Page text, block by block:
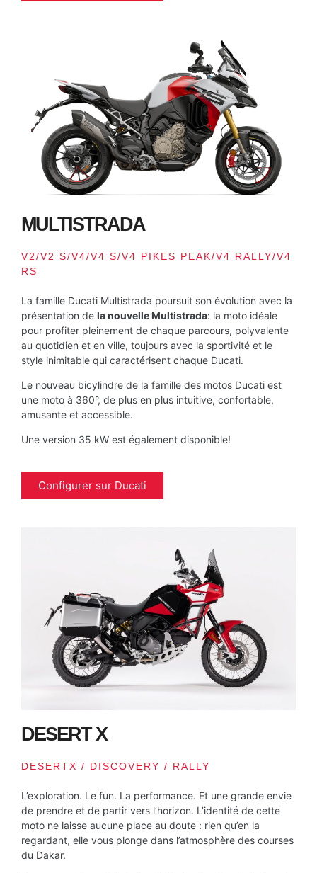
MULTISTRADA
V2/V2 S/V4/V4 S/V4 PIKES PEAK/V4 RALLY/V4
RS
La famille Ducati Multistrada poursuit son évolution avec la
présentation de la nouvelle Multistrada: la moto idéale
pour profiter pleinement de chaque parcours, polyvalente
au quotidien et en ville, toujours avec la sportivité et le
style inimitable qui caractérisent chaque Ducati.
Le nouveau bicylindre de la famille des motos Ducati est
une moto à 360°, de plus en plus intuitive, confortable,
amusante et accessible.
Une version 35 kW est également disponible!
Configurer sur Ducati
DESERT X
DESERTX / DISCOVERY / RALLY
L’exploration. Le fun. La performance. Et une grande envie
de prendre et de partir vers l’horizon. L’identité de cette
moto ne laisse aucune place au doute : rien qu’en la
regardant, elle vous plonge dans l’atmosphère des courses
du Dakar.